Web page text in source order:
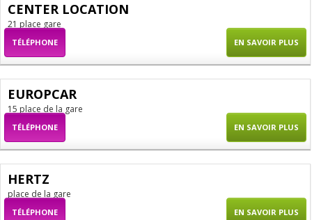
CENTER LOCATION
21 place gare
TÉLÉPHONE EN SAVOIR PLUS
EUROPCAR
15 place de la gare
TÉLÉPHONE EN SAVOIR PLUS
HERTZ
place de la gare
TÉLÉPHONE EN SAVOIR PLUS